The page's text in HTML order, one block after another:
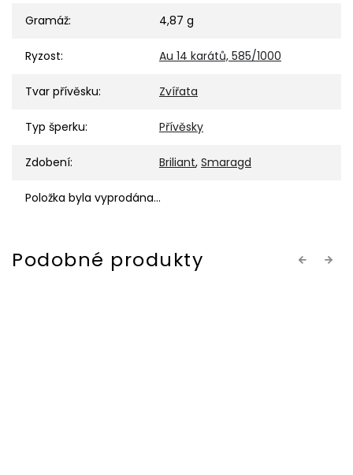
Gramáž: 4,87 g
Ryzost: Au 14 karátů, 585/1000
Tvar přívěsku: Zvířata
Typ šperku: Přívěsky
Zdobení: Briliant, Smaragd
Položka byla vyprodána…
Previous
Next